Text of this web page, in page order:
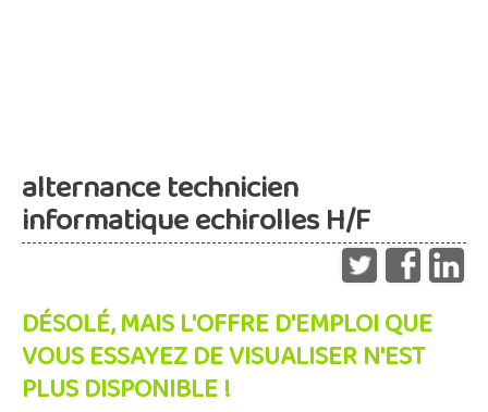
alternance technicien
informatique echirolles H/F
DÉSOLÉ, MAIS L'OFFRE D'EMPLOI QUE
VOUS ESSAYEZ DE VISUALISER N'EST
PLUS DISPONIBLE !